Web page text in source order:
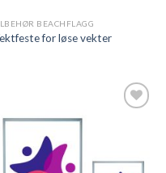
BEACHFLAGG
for løse vekter
ønskeliste